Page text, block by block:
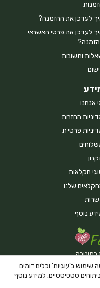
לעדכן את ההזמנה?
לעדכן את פרטי האשראי
ותשובות
אנחנו
החזרות
פרטיות
חקלאות
שלנו
נוסף
במיטבה
ב'עוגיות' וכלים דומים
סטטיסטיים. למידע נוסף